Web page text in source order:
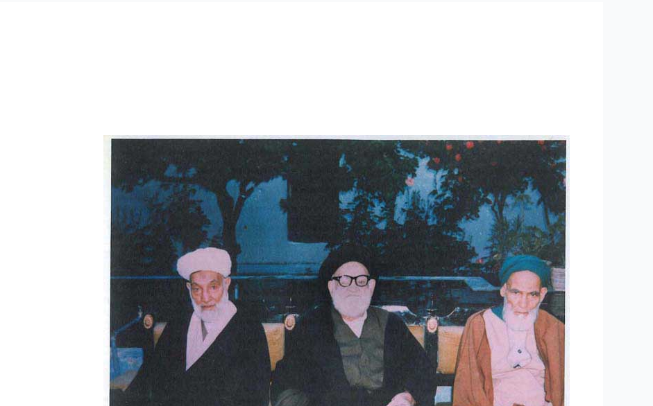
۵۲
-معجون
بلادری